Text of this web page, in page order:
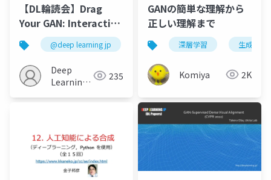
【DL輪読会】Drag
Your GAN: Interactive
Point-based
Manipulation on the
Generative Image
Manifold
@deep learning jp
Deep
Learning
235
GANの簡単な理解から
正しい理解まで
深層学習 生成モデ
Komiya 2K